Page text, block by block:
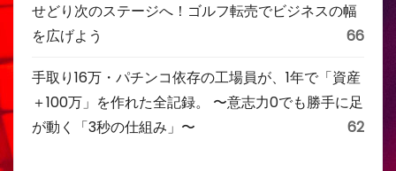
せどり次のステージへ！ゴルフ転売でビジネスの幅
を広げよう
66
手取り16万・パチンコ依存の工場員が、1年で「資産
＋100万」を作れた全記録。 〜意志力0でも勝手に足
が動く「3秒の仕組み」〜
62